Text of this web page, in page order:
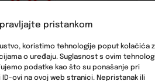
pristankom
koristimo tehnologije poput kolačića
o uređaju. Suglasnost s ovim
podatke kao što su ponašanje pri
ovi na ovoj web stranici. Nepristanak ili